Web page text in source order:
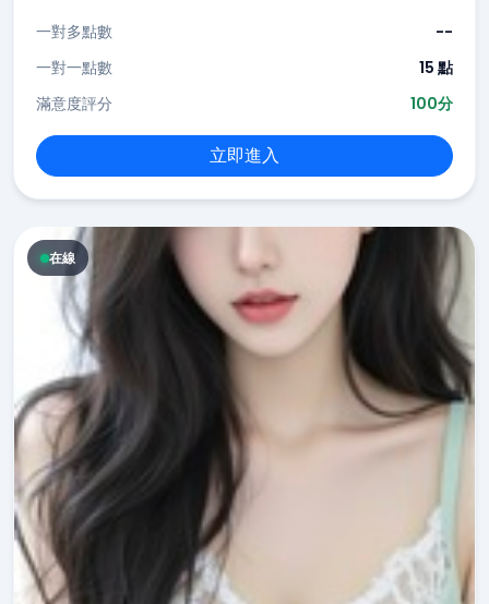
一對多點數
--
一對一點數
15 點
滿意度評分
100分
立即進入
在線